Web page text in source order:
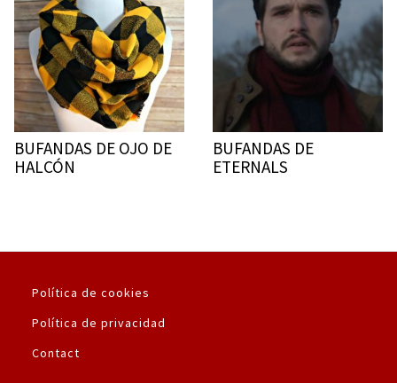
BUFANDAS DE OJO DE
HALCÓN
BUFANDAS DE
ETERNALS
Política de cookies
Política de privacidad
Contact